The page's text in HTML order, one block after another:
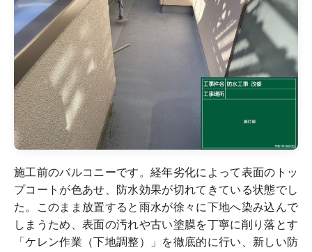
施工前のバルコニーです。経年劣化によって表面のトッ
プコートが色あせ、防水効果が切れてきている状態でし
た。このまま放置すると雨水が徐々に下地へ染み込んで
しまうため、表面の汚れや古い塗膜を丁寧に削り落とす
「ケレン作業（下地調整）」を徹底的に行い、新しい防